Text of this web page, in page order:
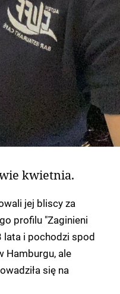
kwietnia.
jej bliscy za
profilu "Zaginieni
lata i pochodzi spod
Hamburgu, ale
się na